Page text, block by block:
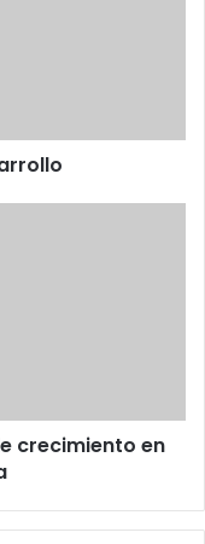
crecimiento en